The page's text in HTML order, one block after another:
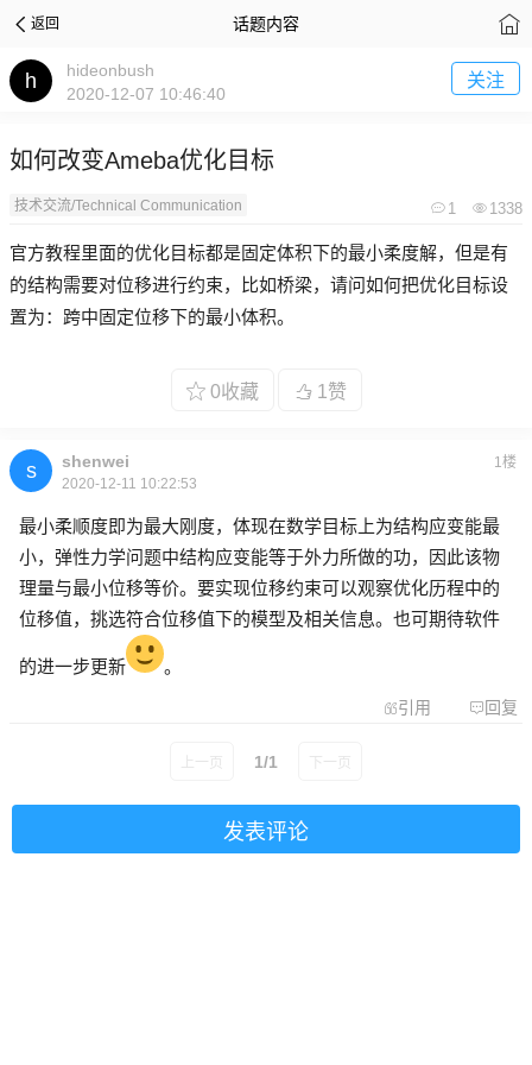
返回 话题内容
hideonbush
2020-12-07 10:46:40
关注
如何改变Ameba优化目标
技术交流/Technical Communication 1 1338
官方教程里面的优化目标都是固定体积下的最小柔度解，但是有
的结构需要对位移进行约束，比如桥梁，请问如何把优化目标设
置为：跨中固定位移下的最小体积。
0收藏 1赞
shenwei
2020-12-11 10:22:53
1楼
最小柔顺度即为最大刚度，体现在数学目标上为结构应变能最
小，弹性力学问题中结构应变能等于外力所做的功，因此该物
理量与最小位移等价。要实现位移约束可以观察优化历程中的
位移值，挑选符合位移值下的模型及相关信息。也可期待软件
的进一步更新 。
引用 回复
上一页 1/1 下一页
发表评论